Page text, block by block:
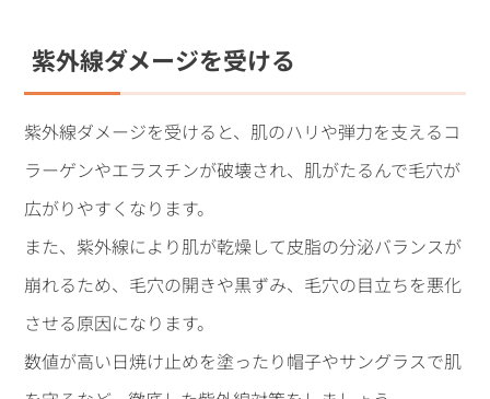
紫外線ダメージを受ける
紫外線ダメージを受けると、肌のハリや弾力を支えるコ
ラーゲンやエラスチンが破壊され、肌がたるんで毛穴が
広がりやすくなります。
また、紫外線により肌が乾燥して皮脂の分泌バランスが
崩れるため、毛穴の開きや黒ずみ、毛穴の目立ちを悪化
させる原因になります。
数値が高い日焼け止めを塗ったり帽子やサングラスで肌